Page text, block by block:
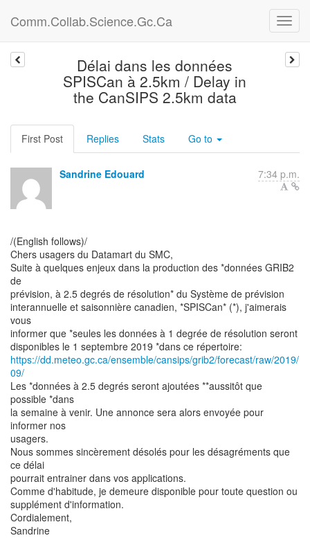
Comm.Collab.Science.Gc.Ca
Délai dans les données
SPISCan à 2.5km / Delay in
the CanSIPS 2.5km data
First Post Replies Stats Go to
Sandrine Edouard 7:34 p.m.
/(English follows)/
Chers usagers du Datamart du SMC,
Suite à quelques enjeux dans la production des *données GRIB2
de
prévision, à 2.5 degrés de résolution* du Système de prévision
interannuelle et saisonnière canadien, *SPISCan* (*), j'aimerais
vous
informer que *seules les données à 1 degrée de résolution seront
https://dd.meteo.gc.ca/ensemble/cansips/grib2/forecast/raw/2019/
09/
Les *données à 2.5 degrés seront ajoutées **aussitôt que
possible *dans
la semaine à venir. Une annonce sera alors envoyée pour
informer nos
usagers.
Nous sommes sincèrement désolés pour les désagréments que
ce délai
pourrait entrainer dans vos applications.
Comme d'habitude, je demeure disponible pour toute question ou
supplément d'information.
Cordialement,
Sandrine